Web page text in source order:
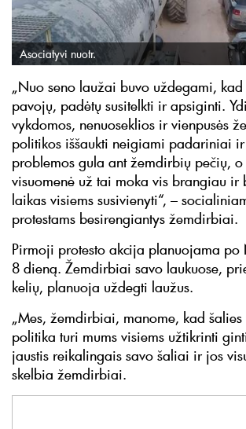
Asociatyvi nuotr.
„Nuo seno laužai buvo uždegami,
pavojų, padėtų susitelkti ir apsiginti.
vykdomos, nenuoseklios ir vienpusės
politikos iššaukti neigiami padariniai
problemos gula ant žemdirbių pečių, o
visuomenė už tai moka vis brangiau
laikas visiems susivienyti“, –
protestams besirengiantys žemdirbiai.
Pirmoji protesto akcija planuojama po
8 dieną. Žemdirbiai savo laukuose,
kelių, planuoja uždegti laužus.
„Mes, žemdirbiai, manome, kad
politika turi mums visiems užtikrinti
jaustis reikalingais savo šaliai ir jos
skelbia žemdirbiai.